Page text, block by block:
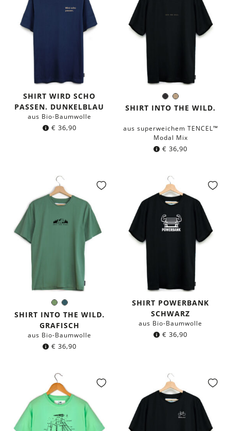
SHIRT WIRD SCHO
PASSEN. DUNKELBLAU
aus Bio-Baumwolle
€ 36,90
Schwarz
Hellbraun
Farbe:
SHIRT INTO THE WILD.
aus superweichem TENCEL™
Modal Mix
€ 36,90
Olivgrün
Dunkles
Petrol
Farbe:
SHIRT INTO THE WILD.
GRAFISCH
aus Bio-Baumwolle
€ 36,90
SHIRT POWERBANK
SCHWARZ
aus Bio-Baumwolle
€ 36,90